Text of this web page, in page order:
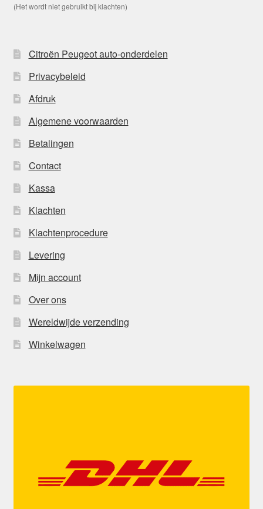
(Het wordt niet gebruikt bij klachten)
Citroën Peugeot auto-onderdelen
Privacybeleid
Afdruk
Algemene voorwaarden
Betalingen
Contact
Kassa
Klachten
Klachtenprocedure
Levering
Mijn account
Over ons
Wereldwijde verzending
Winkelwagen